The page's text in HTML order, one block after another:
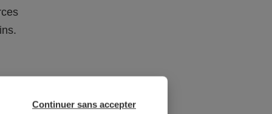
Continuer sans accepter